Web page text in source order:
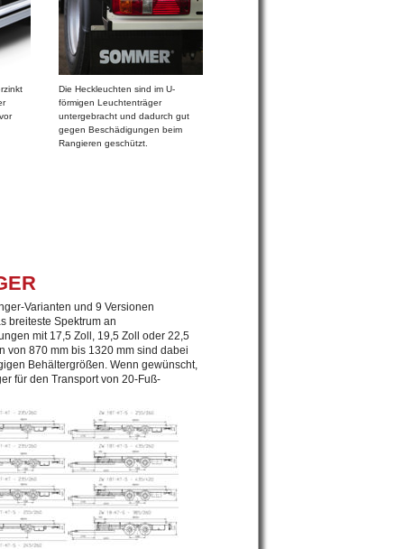
Die Heckleuchten sind im U-
förmigen Leuchtenträger
untergebracht und dadurch gut
gegen Beschädigungen beim
Rangieren geschützt.
Varianten und 9 Versionen
breiteste Spektrum an
mit 17,5 Zoll, 19,5 Zoll oder 22,5
von 870 mm bis 1320 mm sind dabei
Behältergrößen. Wenn gewünscht,
für den Transport von 20-Fuß-